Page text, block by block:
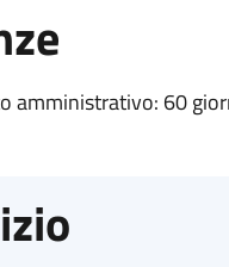
amministrativo: 60